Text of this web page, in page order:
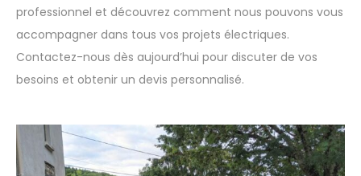
Explorez l’ensemble de nos services électricien
professionnel et découvrez comment nous pouvons vous
accompagner dans tous vos projets électriques.
Contactez-nous dès aujourd’hui pour discuter de vos